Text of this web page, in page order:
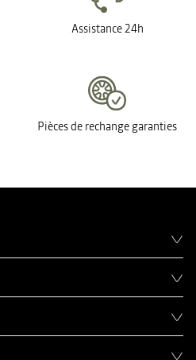
Assistance 24h
Pièces de rechange garanties